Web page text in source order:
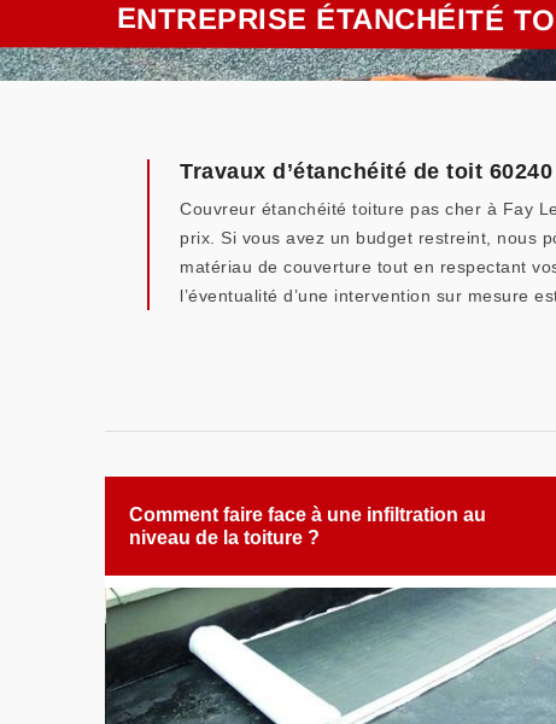
ENTREPRISE ÉTANCHÉITÉ
Travaux d’étanchéité de toit
Couvreur étanchéité toiture pas cher à Fay
prix. Si vous avez un budget restreint, nous
matériau de couverture tout en respectant
l’éventualité d’une intervention sur mesure
Comment faire face à une infiltration au
niveau de la toiture ?